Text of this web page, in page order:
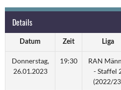
Details
Datum Zeit Liga
Donnerstag,
26.01.2023
19:30
RAN
- Staffel
(2022/